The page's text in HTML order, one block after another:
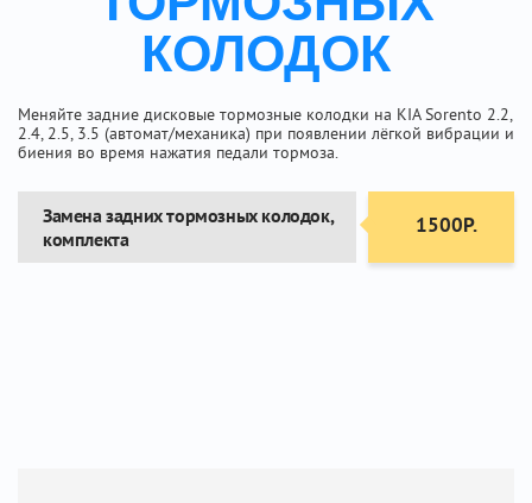
КОЛОДОК
Меняйте задние дисковые тормозные колодки на KIA Sorento 2.2,
2.4, 2.5, 3.5 (автомат/механика) при появлении лёгкой вибрации и
биения во время нажатия педали тормоза.
Замена задних тормозных колодок,
комплекта
1500Р.